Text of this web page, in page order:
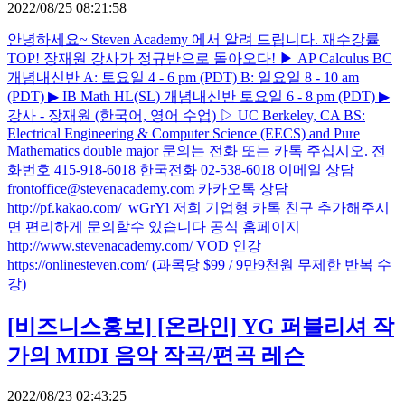
2022/08/25 08:21:58
안녕하세요~ Steven Academy 에서 알려 드립니다. 재수강률
TOP! 장재원 강사가 정규반으로 돌아오다! ▶ AP Calculus BC
개념내신반 A: 토요일 4 - 6 pm (PDT) B: 일요일 8 - 10 am
(PDT) ▶ IB Math HL(SL) 개념내신반 토요일 6 - 8 pm (PDT) ▶
강사 - 장재원 (한국어, 영어 수업) ▷ UC Berkeley, CA BS:
Electrical Engineering & Computer Science (EECS) and Pure
Mathematics double major 문의는 전화 또는 카톡 주십시오. 전
화번호 415-918-6018 한국전화 02-538-6018 이메일 상담
frontoffice@stevenacademy.com 카카오톡 상담
http://pf.kakao.com/_wGrYl 저희 기업형 카톡 친구 추가해주시
면 편리하게 문의할수 있습니다 공식 홈페이지
http://www.stevenacademy.com/ VOD 인강
https://onlinesteven.com/ (과목당 $99 / 9만9천원 무제한 반복 수
강)
[비즈니스홍보] [온라인] YG 퍼블리셔 작
가의 MIDI 음악 작곡/편곡 레슨
2022/08/23 02:43:25